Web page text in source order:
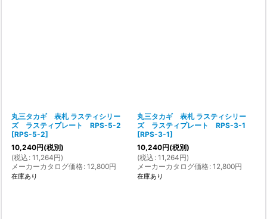
丸三タカギ 表札 ラスティシリー
ズ ラスティプレート RPS-5-2
[RPS-5-2]
10,240円(税別)
(税込 : 11,264円)
メーカーカタログ価格: 12,800円
在庫あり
丸三タカギ 表札 ラスティシリー
ズ ラスティプレート RPS-3-1
[RPS-3-1]
10,240円(税別)
(税込 : 11,264円)
メーカーカタログ価格: 12,800円
在庫あり